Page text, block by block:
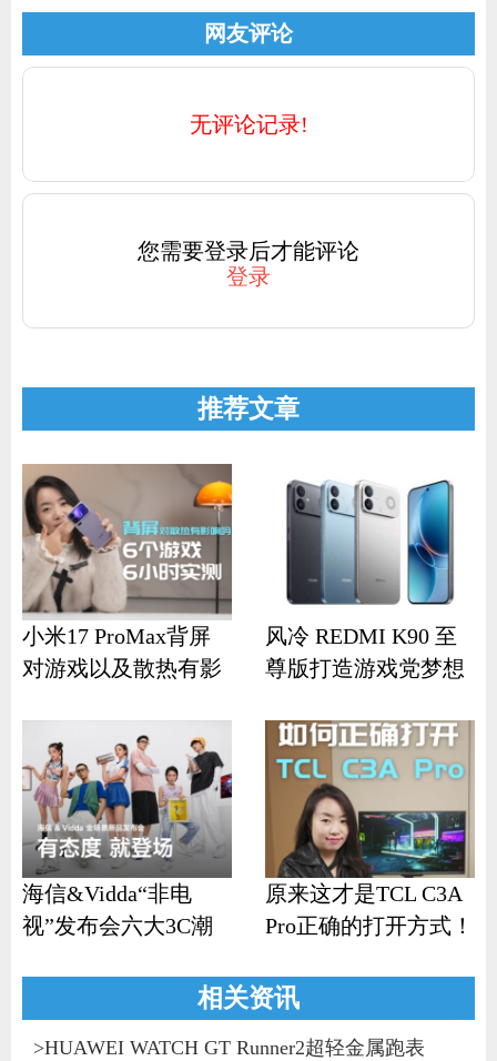
网友评论
无评论记录!
您需要登录后才能评论
登录
推荐文章
小米17 ProMax背屏
对游戏以及散热有影
风冷 REDMI K90 至
尊版打造游戏党梦想
海信&Vidda“非电
视”发布会六大3C潮
原来这才是TCL C3A
Pro正确的打开方式！
相关资讯
>HUAWEI WATCH GT Runner2超轻金属跑表